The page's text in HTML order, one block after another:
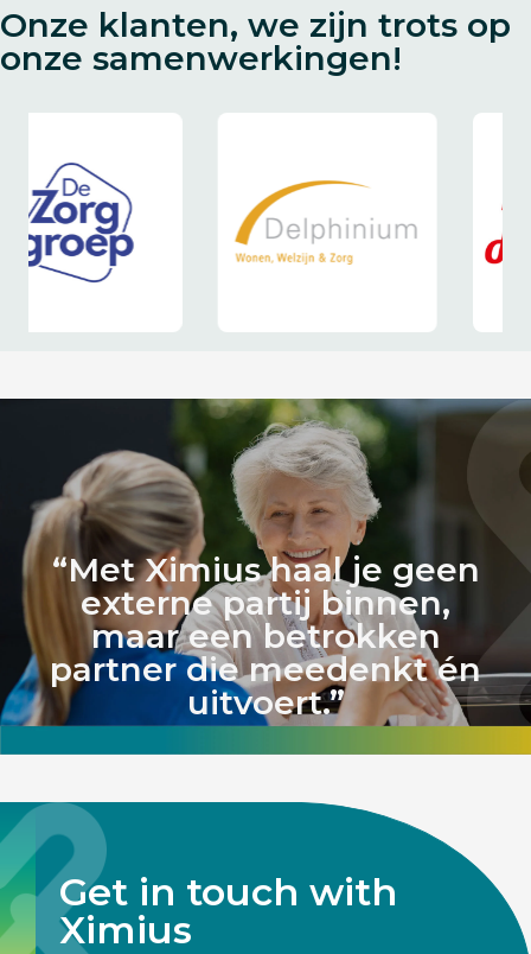
Onze klanten, we zijn trots op
onze samenwerkingen!
“Met Ximius haal je geen
externe partij binnen,
maar een betrokken
partner die meedenkt én
uitvoert.”
Get in touch with
Ximius